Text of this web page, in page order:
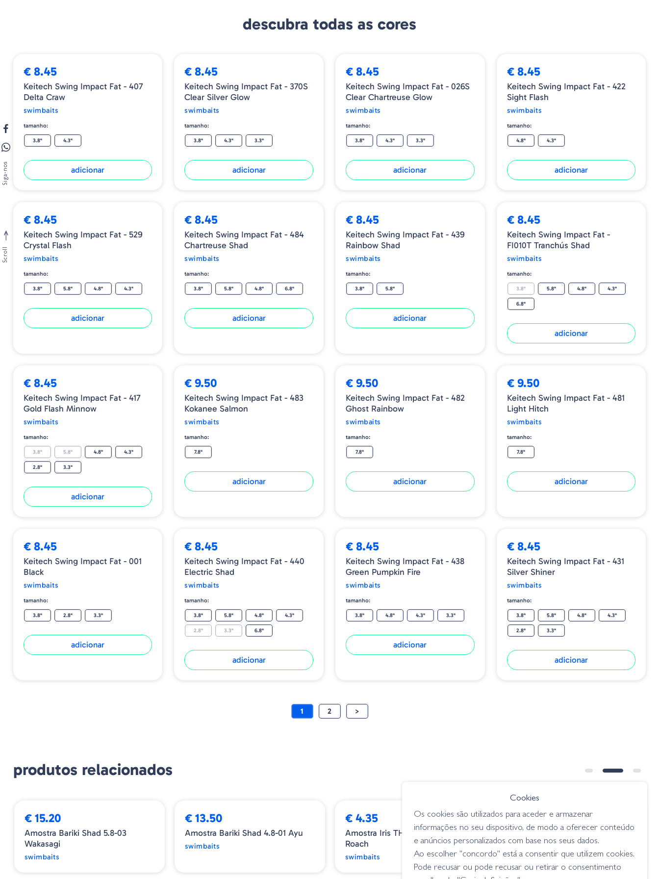
descubra todas as cores
€ 8.45
Keitech Swing Impact Fat - 407
Delta Craw
swimbaits
tamanho:
3.8" 4.3"
adicionar
€ 8.45
Keitech Swing Impact Fat - 370S
Clear Silver Glow
swimbaits
tamanho:
3.8" 4.3" 3.3"
adicionar
€ 8.45
Keitech Swing Impact Fat - 026S
Clear Chartreuse Glow
swimbaits
tamanho:
3.8" 4.3" 3.3"
adicionar
€ 8.45
Keitech Swing Impact Fat - 422
Sight Flash
swimbaits
tamanho:
4.8" 4.3"
adicionar
€ 8.45
Keitech Swing Impact Fat - 529
Crystal Flash
swimbaits
tamanho:
3.8" 5.8" 4.8" 4.3"
adicionar
€ 8.45
Keitech Swing Impact Fat - 484
Chartreuse Shad
swimbaits
tamanho:
3.8" 5.8" 4.8" 6.8"
adicionar
€ 8.45
Keitech Swing Impact Fat - 439
Rainbow Shad
swimbaits
tamanho:
3.8" 5.8"
adicionar
€ 8.45
Keitech Swing Impact Fat -
FI010T Tranchús Shad
swimbaits
tamanho:
3.8" 5.8" 4.8" 4.3"
6.8"
adicionar
€ 8.45
Keitech Swing Impact Fat - 417
Gold Flash Minnow
swimbaits
tamanho:
3.8" 5.8" 4.8" 4.3"
2.8" 3.3"
adicionar
€ 9.50
Keitech Swing Impact Fat - 483
Kokanee Salmon
swimbaits
tamanho:
7.8"
adicionar
€ 9.50
Keitech Swing Impact Fat - 482
Ghost Rainbow
swimbaits
tamanho:
7.8"
adicionar
€ 9.50
Keitech Swing Impact Fat - 481
Light Hitch
swimbaits
tamanho:
7.8"
adicionar
€ 8.45
Keitech Swing Impact Fat - 001
Black
swimbaits
tamanho:
3.8" 2.8" 3.3"
adicionar
€ 8.45
Keitech Swing Impact Fat - 440
Electric Shad
swimbaits
tamanho:
3.8" 5.8" 4.8" 4.3"
2.8" 3.3" 6.8"
adicionar
€ 8.45
Keitech Swing Impact Fat - 438
Green Pumpkin Fire
swimbaits
tamanho:
3.8" 4.8" 4.3" 3.3"
adicionar
€ 8.45
Keitech Swing Impact Fat - 431
Silver Shiner
swimbaits
tamanho:
3.8" 5.8" 4.8" 4.3"
2.8" 3.3"
adicionar
1 2 >
produtos relacionados
€ 15.20
Amostra Bariki Shad 5.8-03
Wakasagi
swimbaits
€ 13.50
Amostra Bariki Shad 4.8-01 Ayu
swimbaits
€ 4.35
Amostra Iris THE BOSS 12cm
Roach
swimbaits
€ 15.30
Amostra Hollow Body Shiner
Silver Flake
swimbaits
Siga-nos
Scroll
Cookies
Os cookies são utilizados para aceder e armazenar
informações no seu dispositivo, de modo a oferecer conteúdo
e anúncios personalizados com base nos seus dados.
Ao escolher "concordo" está a consentir que utilizem cookies.
Pode recusar ou pode recusar ou retirar o consentimento